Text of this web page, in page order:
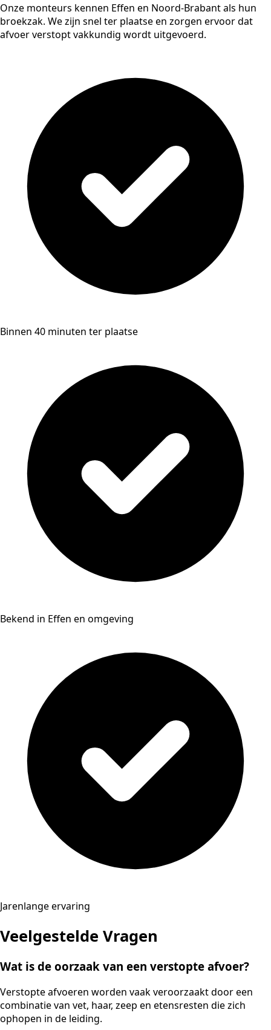
Onze monteurs kennen Effen en Noord-Brabant als hun
broekzak. We zijn snel ter plaatse en zorgen ervoor dat
afvoer verstopt vakkundig wordt uitgevoerd.
Binnen 40 minuten ter plaatse
Bekend in Effen en omgeving
Jarenlange ervaring
Veelgestelde Vragen
Wat is de oorzaak van een verstopte afvoer?
Verstopte afvoeren worden vaak veroorzaakt door een
combinatie van vet, haar, zeep en etensresten die zich
ophopen in de leiding.